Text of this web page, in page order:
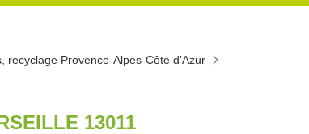
recyclage Provence-Alpes-Côte d'Azur
13011